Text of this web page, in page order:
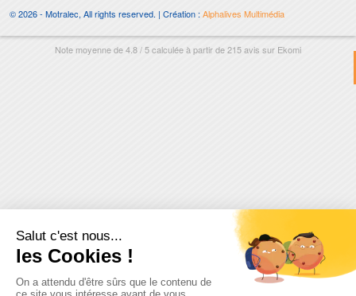
© 2026 - Motralec, All rights reserved. | Création :Alphalives Multimédia
Note moyenne de4.8/5calculée à partir de215avis sur Ekomi